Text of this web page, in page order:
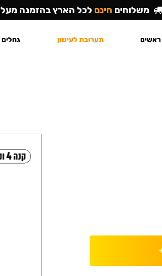
משלוחים חינם לכל הארץ בהזמנה מעל ₪449
ראשים תערובת לעישון גחלים